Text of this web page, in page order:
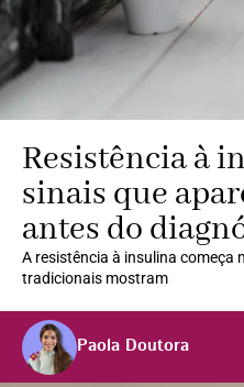
Resistência à
sinais que
antes do
A resistência à insulina começa
tradicionais mostram
Paola Doutora